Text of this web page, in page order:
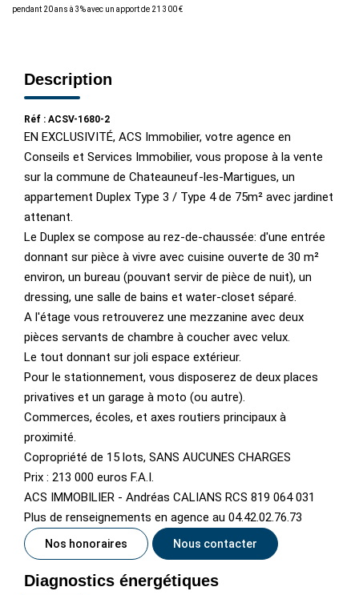
pendant 20 ans à 3% avec un apport de 21 300 €
Description
Réf : ACSV-1680-2
EN EXCLUSIVITÉ, ACS Immobilier, votre agence en
Conseils et Services Immobilier, vous propose à la vente
sur la commune de Chateauneuf-les-Martigues, un
appartement Duplex Type 3 / Type 4 de 75m² avec jardinet
attenant.
Le Duplex se compose au rez-de-chaussée: d'une entrée
donnant sur pièce à vivre avec cuisine ouverte de 30 m²
environ, un bureau (pouvant servir de pièce de nuit), un
dressing, une salle de bains et water-closet séparé.
A l'étage vous retrouverez une mezzanine avec deux
pièces servants de chambre à coucher avec velux.
Le tout donnant sur joli espace extérieur.
Pour le stationnement, vous disposerez de deux places
privatives et un garage à moto (ou autre).
Commerces, écoles, et axes routiers principaux à
proximité.
Copropriété de 15 lots, SANS AUCUNES CHARGES
Prix : 213 000 euros F.A.I.
ACS IMMOBILIER - Andréas CALIANS RCS 819 064 031
Plus de renseignements en agence au 04.42.02.76.73
Nos honoraires Nous contacter
Diagnostics énergétiques